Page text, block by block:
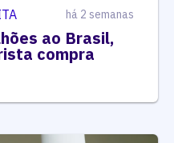
há 2 semanas
ao Brasil,
compra